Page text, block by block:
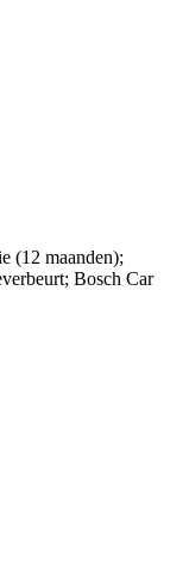
(12 maanden);
Bosch Car